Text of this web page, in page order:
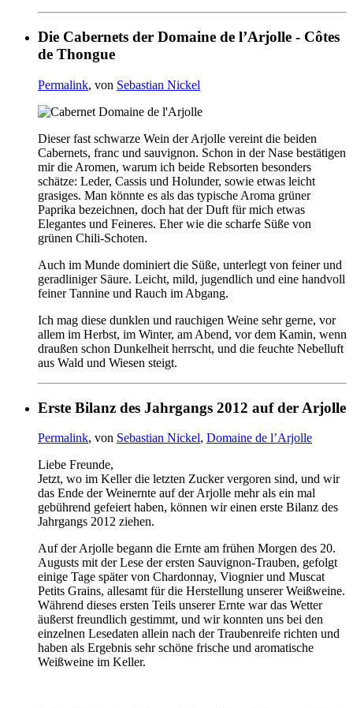
Die Cabernets der Domaine de l’Arjolle - Côtes
de Thongue
Permalink, von Sebastian Nickel
Dieser fast schwarze Wein der Arjolle vereint die beiden
Cabernets, franc und sauvignon. Schon in der Nase bestätigen
mir die Aromen, warum ich beide Rebsorten besonders
schätze: Leder, Cassis und Holunder, sowie etwas leicht
grasiges. Man könnte es als das typische Aroma grüner
Paprika bezeichnen, doch hat der Duft für mich etwas
Elegantes und Feineres. Eher wie die scharfe Süße von
grünen Chili-Schoten.
Auch im Munde dominiert die Süße, unterlegt von feiner und
geradliniger Säure. Leicht, mild, jugendlich und eine handvoll
feiner Tannine und Rauch im Abgang.
Ich mag diese dunklen und rauchigen Weine sehr gerne, vor
allem im Herbst, im Winter, am Abend, vor dem Kamin, wenn
draußen schon Dunkelheit herrscht, und die feuchte Nebelluft
aus Wald und Wiesen steigt.
Erste Bilanz des Jahrgangs 2012 auf der Arjolle
Permalink, von Sebastian Nickel, Domaine de l’Arjolle
Liebe Freunde,
Jetzt, wo im Keller die letzten Zucker vergoren sind, und wir
das Ende der Weinernte auf der Arjolle mehr als ein mal
gebührend gefeiert haben, können wir einen erste Bilanz des
Jahrgangs 2012 ziehen.
Auf der Arjolle begann die Ernte am frühen Morgen des 20.
Augusts mit der Lese der ersten Sauvignon-Trauben, gefolgt
einige Tage später von Chardonnay, Viognier und Muscat
Petits Grains, allesamt für die Herstellung unserer Weißweine.
Während dieses ersten Teils unserer Ernte war das Wetter
äußerst freundlich gestimmt, und wir konnten uns bei den
einzelnen Lesedaten allein nach der Traubenreife richten und
haben als Ergebnis sehr schöne frische und aromatische
Weißweine im Keller.